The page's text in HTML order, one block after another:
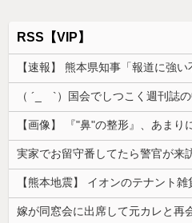
RSS【VIP】